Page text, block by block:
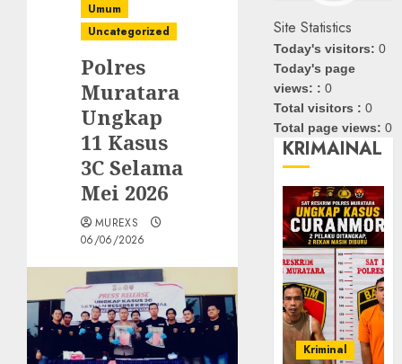
Umum
Uncategorized
Polres
Muratara
Ungkap
11 Kasus
3C Selama
Mei 2026
MUREXS
06/06/2026
Site Statistics
Today's visitors:0
Today's page
views: :0
Total visitors :0
Total page views:0
KRIMAINAL
Kriminal